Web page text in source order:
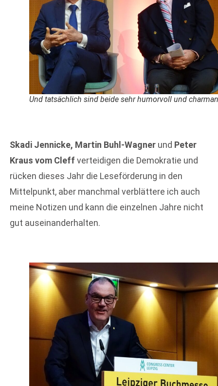
Und tatsächlich sind beide sehr humorvoll und
Skadi Jennicke, Martin Buhl-Wagner und Peter
Kraus vom Cleff verteidigen die Demokratie und
rücken dieses Jahr die Leseförderung in den
Mittelpunkt, aber manchmal verblättere ich auch
meine Notizen und kann die einzelnen Jahre nicht
gut auseinanderhalten.